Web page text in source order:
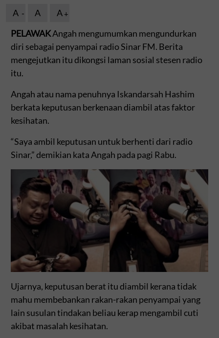
A A
A
PELAWAKAngah mengumumkan mengundurkan
diri sebagai penyampai radio Sinar FM. Berita
mengejutkan itu dikongsi laman sosial stesen radio
itu.
Angah atau nama penuhnya Iskandarsah Hashim
berkata keputusan berkenaan diambil atas faktor
kesihatan.
“Saya ambil keputusan untuk berhenti dari radio
Sinar,” demikian kata Angah pada pagi Rabu.
Ujarnya, keputusan berat itu diambil kerana tidak
mahu membebankan rakan-rakan penyampai yang
lain susulan tindakan beliau kerap mengambil cuti
akibat masalah kesihatan.